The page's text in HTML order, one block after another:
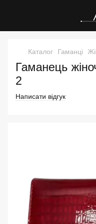
Каталог Гаманці
Гаманець
2
Написати відгук